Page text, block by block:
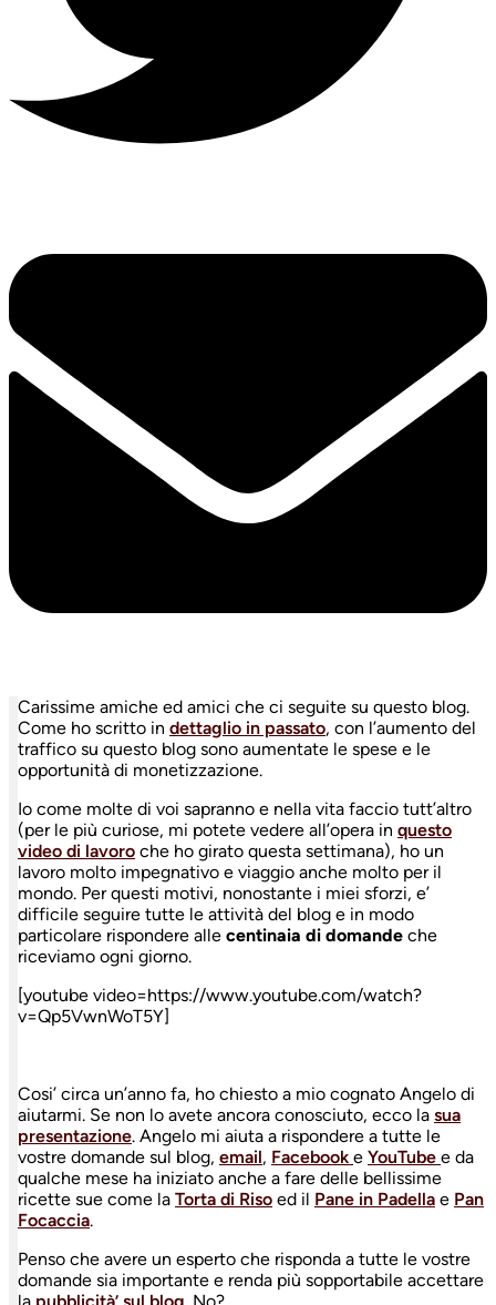
Carissime amiche ed amici che ci seguite su questo blog.
Come ho scritto in dettaglio in passato, con l’aumento del
traffico su questo blog sono aumentate le spese e le
opportunità di monetizzazione.
Io come molte di voi sapranno e nella vita faccio tutt’altro
(per le più curiose, mi potete vedere all’opera in questo
video di lavoro che ho girato questa settimana), ho un
lavoro molto impegnativo e viaggio anche molto per il
mondo. Per questi motivi, nonostante i miei sforzi, e’
difficile seguire tutte le attività del blog e in modo
particolare rispondere alle centinaia di domande che
riceviamo ogni giorno.
[youtube video=https://www.youtube.com/watch?
v=Qp5VwnWoT5Y]
Cosi’ circa un’anno fa, ho chiesto a mio cognato Angelo di
aiutarmi. Se non lo avete ancora conosciuto, ecco la sua
presentazione. Angelo mi aiuta a rispondere a tutte le
vostre domande sul blog, email, Facebook e YouTube e da
qualche mese ha iniziato anche a fare delle bellissime
ricette sue come la Torta di Riso ed il Pane in Padella e Pan
Focaccia.
Penso che avere un esperto che risponda a tutte le vostre
domande sia importante e renda più sopportabile accettare